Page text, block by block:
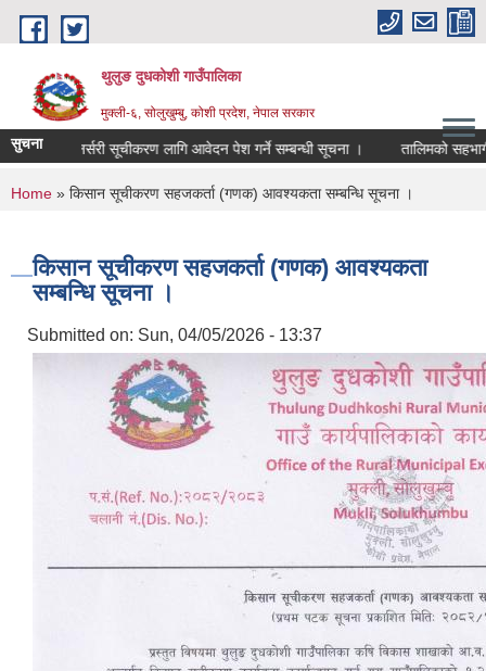
Skip to main content
थुलुङ दुधकोशी गाउँपालिका
मुक्ली-६, सोलुखुम्बु, कोशी प्रदेश, नेपाल सरकार
सुचना
फलफूल नर्सरी सूचीकरण लागि आवेदन पेश गर्ने सम्बन्धी सूचना । तालिमको
You are here
Home » किसान सूचीकरण सहजकर्ता (गणक) आवश्यकता सम्बन्धि सूचना ।
किसान सूचीकरण सहजकर्ता (गणक) आवश्यकता
सम्बन्धि सूचना ।
Submitted on: Sun, 04/05/2026 - 13:37